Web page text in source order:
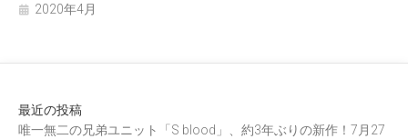
2020年4月
最近の投稿
唯一無二の兄弟ユニット「S blood」、約3年ぶりの新作！7月27